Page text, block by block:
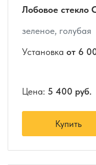
Лобовое стекло
зеленое, голубая
Установка от 6
Цена: 5 400 руб.
Купить